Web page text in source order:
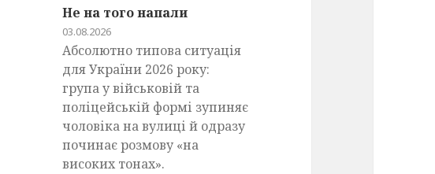
Не на того напали
03.08.2026
Абсолютно типова ситуація
для України 2026 року:
група у військовій та
поліцейській формі зупиняє
чоловіка на вулиці й одразу
починає розмову «на
високих тонах».